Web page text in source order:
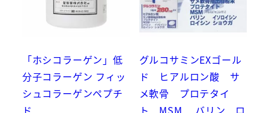
「ホシコラーゲン」低
分子コラーゲン フィッ
シュコラーゲンペプチ
グルコサミンEXゴール
ド ヒアルロン酸 サ
メ軟骨 プロテタイ